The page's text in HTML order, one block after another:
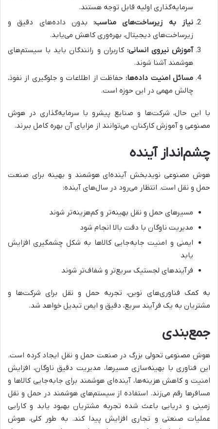
سرمایه‌گذاری اولیه قابل توجه هستند.
نیاز به زیرساخت‌های مناسب:بدون داده‌های دقیق و
زیرساخت‌های دیجیتال، بهره‌وری کاهش می‌یابد.
آموزش نیروی انسانی: کاربران و رانندگان باید با سیستم‌های
هوشمند آشنا شوند.
مسائل امنیت داده‌ها:حفاظت از اطلاعات و جلوگیری از نفوذ،
چالش مهمی در این حوزه است.
با این حال، شرکت‌ها و صنایع پیشرو با سرمایه‌گذاری در هوش
مصنوعی و آموزش کارکنان، می‌توانند از مزایای آن بهره کامل ببرند.
چشم‌انداز آینده
هوش مصنوعی نویدبخش آینده‌ای هوشمند و بهینه برای صنعت
حمل و نقل است. انتظار می‌رود در سال‌های آینده:
مسیرهای حمل و نقل بهینه‌تر و کم‌هزینه‌تر شوند
مدیریت ناوگان با دقت بالا انجام شود
ایمنی و امنیت جابه‌جایی کالاها به شکل چشمگیری افزایش
یابد
فرآیندهای لجستیک سریع‌تر و شفاف‌تر شوند
به کمک فناوری‌های نوین، تجربه حمل و نقل برای شرکت‌ها و
مشتریان به یک فرآیند سریع، دقیق و ایمن تبدیل خواهد شد.
جمع‌بندی
هوش مصنوعی تحولی بزرگ در صنعت حمل و نقل ایجاد کرده است.
این فناوری با بهینه‌سازی مسیرها، مدیریت دقیق ناوگان، افزایش
امنیت و کاهش هزینه‌ها، آینده‌ای هوشمند برای جابه‌جایی کالاها و
مسافرها رقم می‌زند. استفاده از سیستم‌های هوشمند در حمل و نقل
زمینی و دریایی باعث شده تجربه مشتریان بهبود یابد و کارایی
عملیات صنعتی و تجاری افزایش پیدا کند. به طور کلی، هوش